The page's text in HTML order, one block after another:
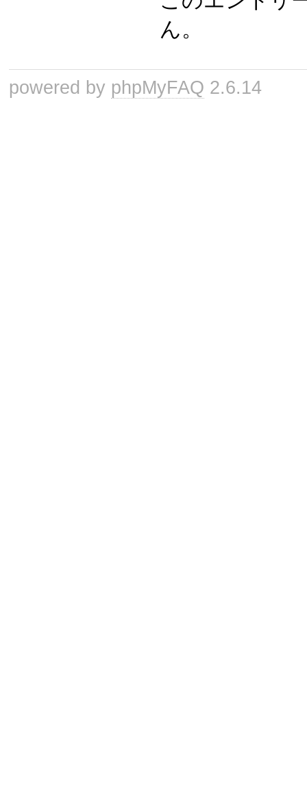
ん。
powered by phpMyFAQ 2.6.14